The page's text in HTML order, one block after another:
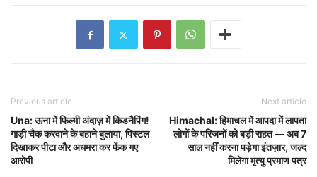
Previous article
Una: ऊना में फिल्मी अंदाज़ में किडनैपिंग!
गाड़ी चैक करवाने के बहाने बुलाया, पिस्टल
दिखाकर पीटा और अधमरा कर फेंक गए
आरोपी
Next article
Himachal: हिमाचल में आपदा में लापता
लोगों के परिजनों को बड़ी राहत — अब 7
साल नहीं करना पड़ेगा इंतज़ार, जल्द
मिलेगा मृत्यु प्रमाण पत्र